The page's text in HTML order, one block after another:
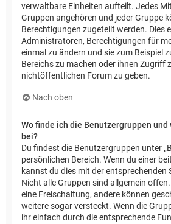
verwaltbare Einheiten aufteilt. Jedes
Gruppen angehören und jeder Gruppe
Berechtigungen zugeteilt werden. Dies
Administratoren, Berechtigungen für
einmal zu ändern und sie zum Beispiel
Bereichs zu machen oder ihnen Zugriff
nichtöffentlichen Forum zu geben.
Nach oben
Wo finde ich die Benutzergruppen
bei?
Du findest die Benutzergruppen unter
persönlichen Bereich. Wenn du einer
kannst du dies mit der entsprechenden
Nicht alle Gruppen sind allgemein
eine Freischaltung, andere können
weitere sogar versteckt. Wenn die
ihr einfach durch die entsprechende